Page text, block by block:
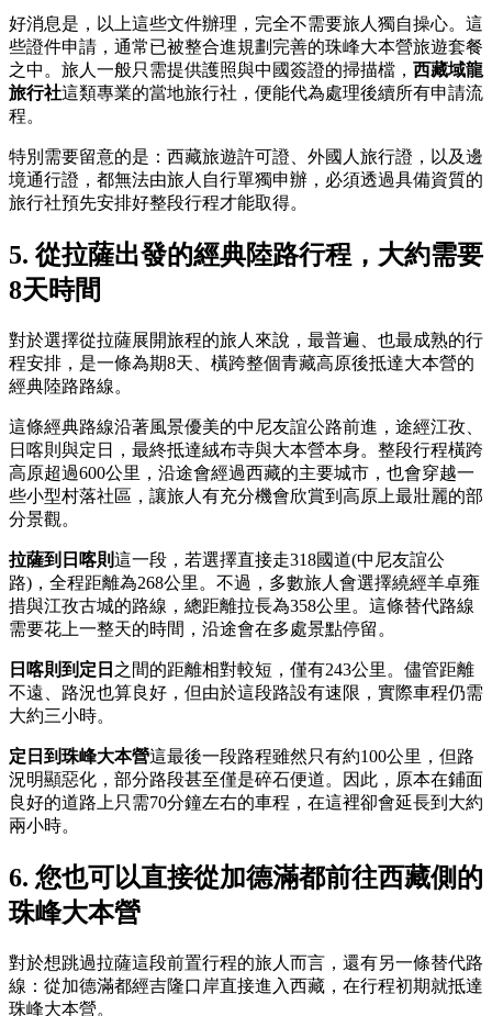
好消息是，以上這些文件辦理，完全不需要旅人獨自操心。這
些證件申請，通常已被整合進規劃完善的珠峰大本營旅遊套餐
之中。旅人一般只需提供護照與中國簽證的掃描檔， 西藏域龍
旅行社這類專業的當地旅行社，便能代為處理後續所有申請流
程。
特別需要留意的是：西藏旅遊許可證、外國人旅行證，以及邊
境通行證，都無法由旅人自行單獨申辦，必須透過具備資質的
旅行社預先安排好整段行程才能取得。
5. 從拉薩出發的經典陸路行程，大約需要
8天時間
對於選擇從拉薩展開旅程的旅人來說，最普遍、也最成熟的行
程安排，是一條為期8天、橫跨整個青藏高原後抵達大本營的
經典陸路路線。
這條經典路線沿著風景優美的中尼友誼公路前進，途經江孜、
日喀則與定日，最終抵達絨布寺與大本營本身。整段行程橫跨
高原超過600公里，沿途會經過西藏的主要城市，也會穿越一
些小型村落社區，讓旅人有充分機會欣賞到高原上最壯麗的部
分景觀。
拉薩到日喀則這一段，若選擇直接走318國道(中尼友誼公
路)，全程距離為268公里。不過，多數旅人會選擇繞經羊卓雍
措與江孜古城的路線，總距離拉長為358公里。這條替代路線
需要花上一整天的時間，沿途會在多處景點停留。
日喀則到定日 之間的距離相對較短，僅有243公里。儘管距離
不遠、路況也算良好，但由於這段路設有速限，實際車程仍需
大約三小時。
定日到珠峰大本營這最後一段路程雖然只有約100公里，但路
況明顯惡化，部分路段甚至僅是碎石便道。因此，原本在鋪面
良好的道路上只需70分鐘左右的車程，在這裡卻會延長到大約
兩小時。
6. 您也可以直接從加德滿都前往西藏側的
珠峰大本營
對於想跳過拉薩這段前置行程的旅人而言，還有另一條替代路
線：從加德滿都經吉隆口岸直接進入西藏，在行程初期就抵達
珠峰大本營。